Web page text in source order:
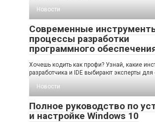
Новости
Современные
процессы разработки
программного
Хочешь кодить как профи? Узнай, какие
разработчика и IDE выбирают эксперты
Новости
Полное руководство по
и настройке Windows 10